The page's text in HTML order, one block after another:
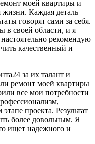
моей квартиры и
жизни. Каждая деталь
говорят сами за себя.
в своей области, и я
рекомендую
качественный и
за их талант и
ремонт моей квартиры
все мои потребности
проекта. Результат
более довольным. Я
ищет надежного и